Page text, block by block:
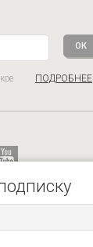
ПОДРОБНЕЕ